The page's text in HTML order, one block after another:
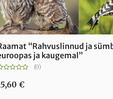
“Rahvuslinnud ja
ja kaugemal”
(0)
€